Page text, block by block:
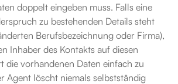
doppelt eingeben muss. Falls eine
zu bestehenden Details steht
Berufsbezeichnung oder Firma),
Inhaber des Kontakts auf diesen
die vorhandenen Daten einfach zu
Agent löscht niemals selbstständig